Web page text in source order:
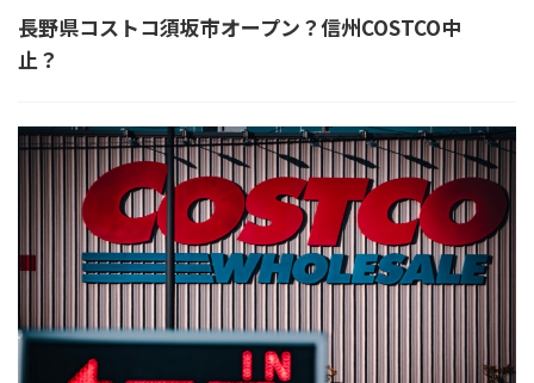
長野県コストコ須坂市オープン？信州COSTCO中
止？